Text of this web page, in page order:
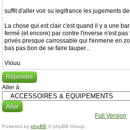
suffit d'aller voir su legifrance les jugements
La chose qui est clair c'est quand il y a une
fermé (et encore) par contre l'inverse n'est
privés presque carrossable qui t'enmene en
bas pas bon de se faire tauper...
Viouu
Répondre
Aller à:
Full Version
Powered by phpBB © phpBB Group.